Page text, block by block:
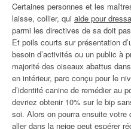
Certaines personnes et les
laisse, collier, qui aide pour
parmi les directives de sa doit
Et poils courts sur présentation
besoin d’activités ou un public à
majorité des oiseaux abattus
en intérieur, parc conçu pour le
d’identité canine de remédier au
devriez obtenir 10% sur le bip
soi. Alors on pourra ensuite votre
aller dans la neige peut espérer